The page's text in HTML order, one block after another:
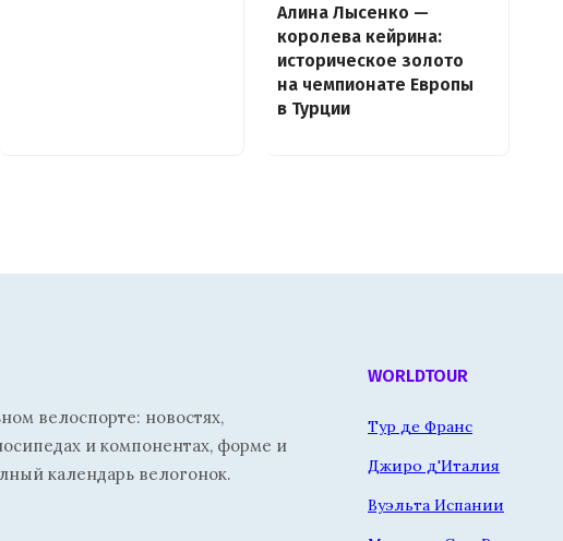
Алина Лысенко —
королева кейрина:
историческое золото
на чемпионате Европы
в Турции
велоспорте: новостях,
и компонентах, форме и
календарь велогонок.
WORLDTOUR
Тур де Франс
Джиро д'Италия
Вуэльта Испании